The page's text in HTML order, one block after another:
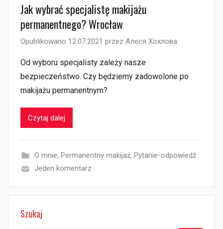
Jak wybrać specjalistę makijażu
permanentnego? Wrocław
Opublikowano 12.07.2021 przez Алеся Хохлова
Od wyboru specjalisty zależy nasze
bezpieczeństwo. Czy będziemy zadowolone po
makijażu permanentnym?
Czytaj dalej
O mnie, Permanentny makijaż, Pytanie-odpowiedź
Jeden komentarz
Szukaj